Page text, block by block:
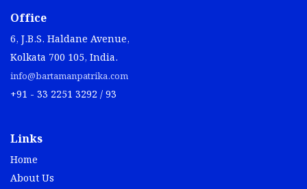
Office
6, J.B.S. Haldane Avenue,
Kolkata 700 105, India.
info@bartamanpatrika.com
+91 - 33 2251 3292 / 93
Links
Home
About Us